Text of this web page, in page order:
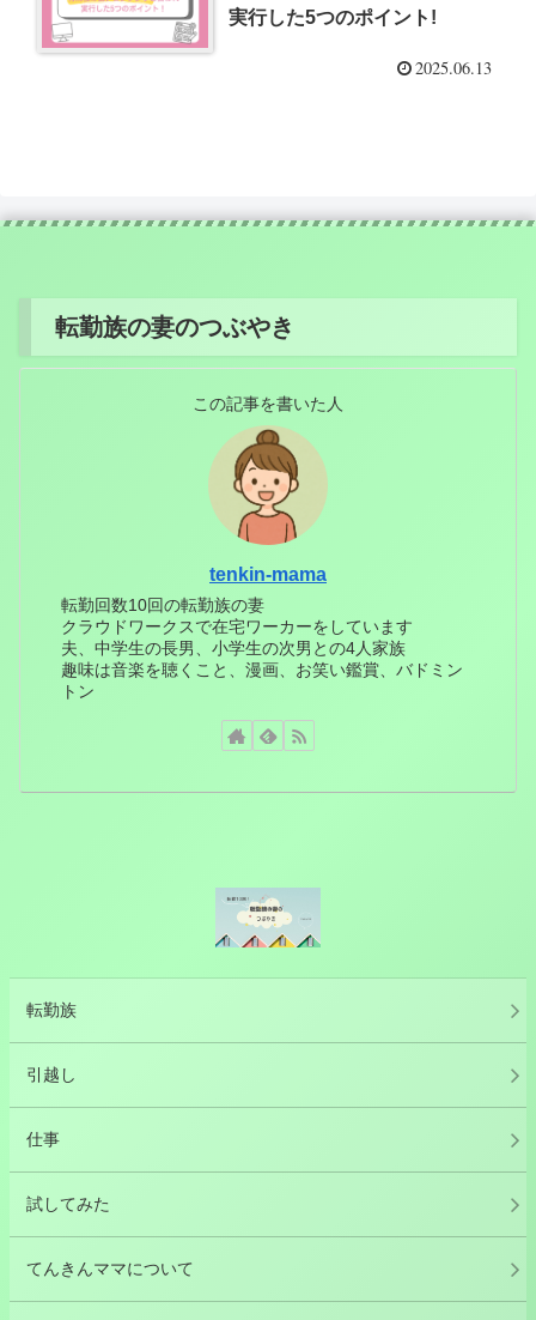
実行した5つのポイント!
2025.06.13
転勤族の妻のつぶやき
この記事を書いた人
tenkin-mama
転勤回数10回の転勤族の妻
クラウドワークスで在宅ワーカーをしています
夫、中学生の長男、小学生の次男との4人家族
趣味は音楽を聴くこと、漫画、お笑い鑑賞、バドミン
トン
転勤族
引越し
仕事
試してみた
てんきんママについて